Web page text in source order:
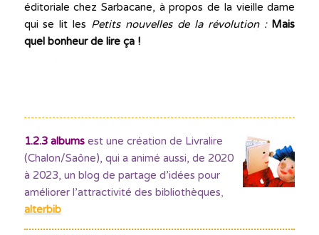
éditoriale chez Sarbacane, à propos de la vieille dame
qui se lit les Petits nouvelles de la révolution : Mais
quel bonheur de lire ça !
1.2.3 albumsest une création de Livralire
(Chalon/Saône), qui a animé aussi, de 2020
à 2023, un blog de partage d’idées pour
améliorer l’attractivité des bibliothèques,
alterbib